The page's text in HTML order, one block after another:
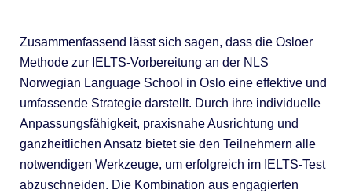
Zusammenfassend lässt sich sagen, dass die Osloer
Methode zur IELTS-Vorbereitung an der NLS
Norwegian Language School in Oslo eine effektive und
umfassende Strategie darstellt. Durch ihre individuelle
Anpassungsfähigkeit, praxisnahe Ausrichtung und
ganzheitlichen Ansatz bietet sie den Teilnehmern alle
notwendigen Werkzeuge, um erfolgreich im IELTS-Test
abzuschneiden. Die Kombination aus engagierten